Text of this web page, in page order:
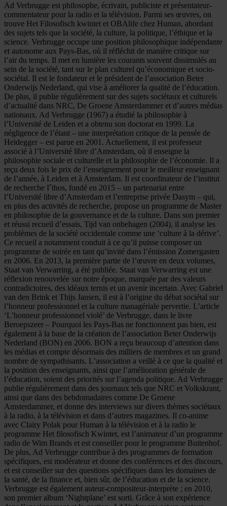
Ad Verbrugge est philosophe, écrivain, publiciste et présentateur-
commentateur pour la radio et la télévision. Parmi ses œuvres, on
trouve Het Filosofisch kwintet et OBAlife chez Human, abordant
des sujets tels que la société, la culture, la politique, l’éthique et la
science. Verbrugge occupe une position philosophique indépendante
et autonome aux Pays-Bas, où il réfléchit de manière critique sur
l’air du temps. Il met en lumière les courants souvent dissimulés au
sein de la société, tant sur le plan culturel qu’économique et socio-
sociétal. Il est le fondateur et le président de l’association Beter
Onderwijs Nederland, qui vise à améliorer la qualité de l’éducation.
De plus, il publie régulièrement sur des sujets sociétaux et culturels
d’actualité dans NRC, De Groene Amsterdammer et d’autres médias
nationaux. Ad Verbrugge (1967) a étudié la philosophie à
l’Université de Leiden et a obtenu son doctorat en 1999. La
négligence de l’étant – une interprétation critique de la pensée de
Heidegger – est parue en 2001. Actuellement, il est professeur
associé à l’Université libre d’Amsterdam, où il enseigne la
philosophie sociale et culturelle et la philosophie de l’économie. Il a
reçu deux fois le prix de l’enseignement pour le meilleur enseignant
de l’année, à Leiden et à Amsterdam. Il est coordinateur de l’institut
de recherche Iˆthos, fondé en 2015 – un partenariat entre
l’Université libre d’Amsterdam et l’entreprise privée Dasym – qui,
en plus des activités de recherche, propose un programme de Master
en philosophie de la gouvernance et de la culture. Dans son premier
et réussi recueil d’essais, Tijd van onbehagen (2004), il analyse les
problèmes de la société occidentale comme une ‘culture à la dérive’.
Ce recueil a notamment conduit à ce qu’il puisse composer un
programme de soirée en tant qu’invité dans l’émission Zomergasten
en 2006. En 2013, la première partie de l’œuvre en deux volumes,
Staat van Verwarring, a été publiée. Staat van Verwarring est une
réflexion renouvelée sur notre époque, marquée par des valeurs
contradictoires, des idéaux ternis et un avenir incertain. Avec Gabriel
van den Brink et Thijs Jansen, il est à l’origine du débat sociétal sur
l’honneur professionnel et la culture managériale pervertie. L’article
‘L’honneur professionnel violé’ de Verbrugge, dans le livre
Beroepszeer – Pourquoi les Pays-Bas ne fonctionnent pas bien, est
également à la base de la création de l’association Beter Onderwijs
Nederland (BON) en 2006. BON a reçu beaucoup d’attention dans
les médias et compte désormais des milliers de membres et un grand
nombre de sympathisants. L’association a veillé à ce que la qualité et
la position des enseignants, ainsi que l’amélioration générale de
l’éducation, soient des priorités sur l’agenda politique. Ad Verbrugge
publie régulièrement dans des journaux tels que NRC et Volkskrant,
ainsi que dans des hebdomadaires comme De Groene
Amsterdammer, et donne des interviews sur divers thèmes sociétaux
à la radio, à la télévision et dans d’autres magazines. Il co-anime
avec Clairy Polak pour Human à la télévision et à la radio le
programme Het filosofisch Kwintet, est l’animateur d’un programme
radio de Wim Brands et est conseiller pour le programme Buitenhof.
De plus, Ad Verbrugge contribue à des programmes de formation
spécifiques, est modérateur et donne des conférences et des discours,
et est conseiller sur des questions spécifiques dans les domaines de
la santé, de la finance et, bien sûr, de l’éducation et de la science.
Verbrugge est également auteur-compositeur-interprète ; en 2010,
son premier album ‘Nightplane’ est sorti. Grâce à son expérience